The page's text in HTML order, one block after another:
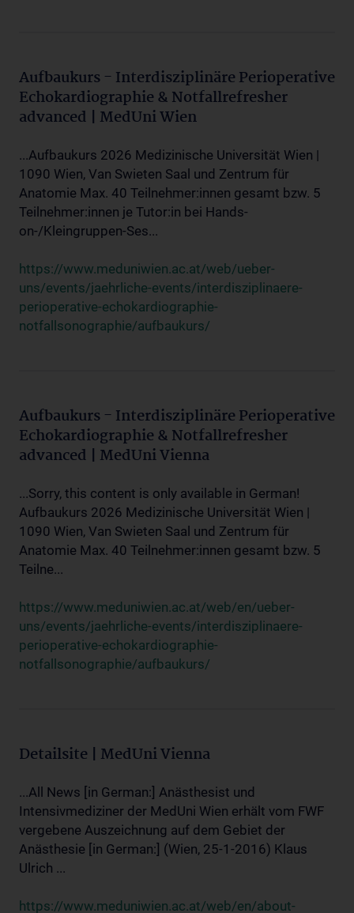
Aufbaukurs - Interdisziplinäre Perioperative
Echokardiographie & Notfallrefresher
advanced | MedUni Wien
...Aufbaukurs 2026 Medizinische Universität Wien |
1090 Wien, Van Swieten Saal und Zentrum für
Anatomie Max. 40 Teilnehmer:innen gesamt bzw. 5
Teilnehmer:innen je Tutor:in bei Hands-
on-/Kleingruppen-Ses...
https://www.meduniwien.ac.at/web/ueber-
uns/events/jaehrliche-events/interdisziplinaere-
perioperative-echokardiographie-
notfallsonographie/aufbaukurs/
Aufbaukurs - Interdisziplinäre Perioperative
Echokardiographie & Notfallrefresher
advanced | MedUni Vienna
...Sorry, this content is only available in German!
Aufbaukurs 2026 Medizinische Universität Wien |
1090 Wien, Van Swieten Saal und Zentrum für
Anatomie Max. 40 Teilnehmer:innen gesamt bzw. 5
Teilne...
https://www.meduniwien.ac.at/web/en/ueber-
uns/events/jaehrliche-events/interdisziplinaere-
perioperative-echokardiographie-
notfallsonographie/aufbaukurs/
Detailsite | MedUni Vienna
...All News [in German:] Anästhesist und
Intensivmediziner der MedUni Wien erhält vom FWF
vergebene Auszeichnung auf dem Gebiet der
Anästhesie [in German:] (Wien, 25-1-2016) Klaus
Ulrich ...
https://www.meduniwien.ac.at/web/en/about-